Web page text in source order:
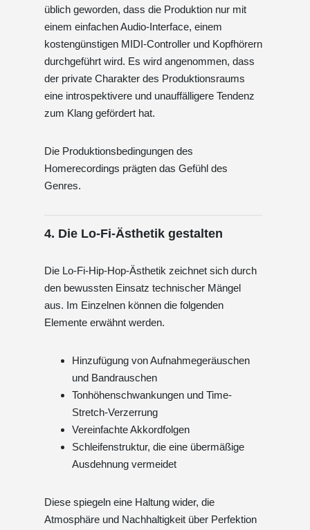
üblich geworden, dass die Produktion nur mit
einem einfachen Audio-Interface, einem
kostengünstigen MIDI-Controller und Kopfhörern
durchgeführt wird. Es wird angenommen, dass
der private Charakter des Produktionsraums
eine introspektivere und unauffälligere Tendenz
zum Klang gefördert hat.
Die Produktionsbedingungen des
Homerecordings prägten das Gefühl des
Genres.
4. Die Lo-Fi-Ästhetik gestalten
Die Lo-Fi-Hip-Hop-Ästhetik zeichnet sich durch
den bewussten Einsatz technischer Mängel
aus. Im Einzelnen können die folgenden
Elemente erwähnt werden.
Hinzufügung von Aufnahmegeräuschen
und Bandrauschen
Tonhöhenschwankungen und Time-
Stretch-Verzerrung
Vereinfachte Akkordfolgen
Schleifenstruktur, die eine übermäßige
Ausdehnung vermeidet
Diese spiegeln eine Haltung wider, die
Atmosphäre und Nachhaltigkeit über Perfektion